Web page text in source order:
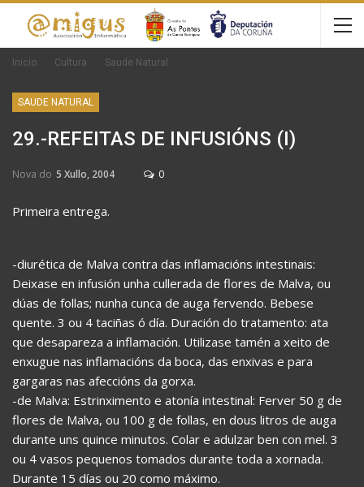
Inicio Cultura Saude Natural
SAUDE NATURAL
29.-REFEITAS DE INFUSIÓNS (I)
Nova do 5 Xullo, 2004 0
Primeira entrega.
-diurética de Malva contra das inflamacións intestinais:
Deixase en infusión unha cullerada de flores de Malva, ou
dúas de follas; nunha cunca de auga fervendo. Bebese
quente. 3 ou 4 taciñas ó día. Duración do tratamento: ata
que desapareza a inflamación. Utilizase tamén a xeito de
enxugue nas inflamacións da boca, das enxivas e para
gargaras nas afeccións da gorxa.
-de Malva: Estrinximento e atonía intestinal: Ferver 50 g de
flores de Malva, ou 100 g de follas, en dous litros de auga
durante uns quince minutos. Colar e adulzar ben con mel. 3
ou 4 vasos pequenos tomados durante toda a xornada.
Durante 15 días ou 20 como máximo.